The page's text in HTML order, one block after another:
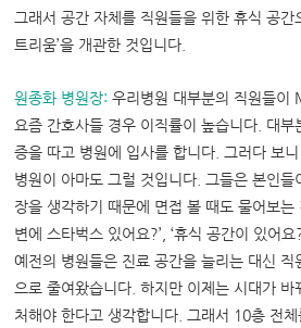
그래서 공간 자체를 직원들을 위한 휴식 공간
트리움’을 개관한 것입니다.
원종화 병원장: 우리병원 대부분의 직원들이
요즘 간호사들 경우 이직률이 높습니다. 대
증을 따고 병원에 입사를 합니다. 그러다 보
병원이 아마도 그럴 것입니다. 그들은 본인
장을 생각하기 때문에 면접 볼 때도 물어보는
변에 스타벅스 있어요?’, ‘휴식 공간이 있어요
예전의 병원들은 진료 공간을 늘리는 대신 직
으로 줄여왔습니다. 하지만 이제는 시대가
처해야 한다고 생각합니다. 그래서 10층 전